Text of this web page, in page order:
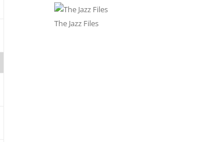
The Jazz Files